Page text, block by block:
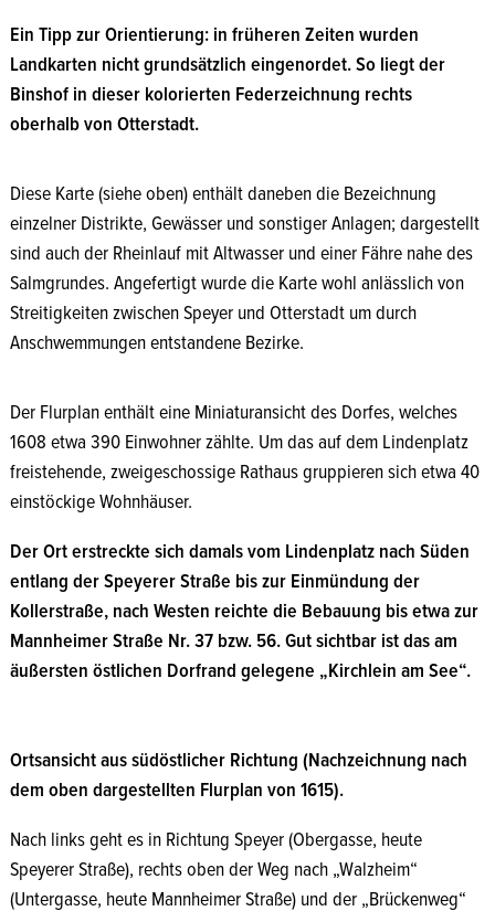
Ein Tipp zur Orientierung: in früheren Zeiten wurden
Landkarten nicht grundsätzlich eingenordet. So liegt der
Binshof in dieser kolorierten Federzeichnung rechts
oberhalb von Otterstadt.
Diese Karte (siehe oben) enthält daneben die Bezeichnung
einzelner Distrikte, Gewässer und sonstiger Anlagen; dargestellt
sind auch der Rheinlauf mit Altwasser und einer Fähre nahe des
Salmgrundes. Angefertigt wurde die Karte wohl anlässlich von
Streitigkeiten zwischen Speyer und Otterstadt um durch
Anschwemmungen entstandene Bezirke.
Der Flurplan enthält eine Miniaturansicht des Dorfes, welches
1608 etwa 390 Einwohner zählte. Um das auf dem Lindenplatz
freistehende, zweigeschossige Rathaus gruppieren sich etwa 40
einstöckige Wohnhäuser.
Der Ort erstreckte sich damals vom Lindenplatz nach Süden
entlang der Speyerer Straße bis zur Einmündung der
Kollerstraße, nach Westen reichte die Bebauung bis etwa zur
Mannheimer Straße Nr. 37 bzw. 56. Gut sichtbar ist das am
äußersten östlichen Dorfrand gelegene „Kirchlein am See“.
Ortsansicht aus südöstlicher Richtung (Nachzeichnung nach
dem oben dargestellten Flurplan von 1615).
Nach links geht es in Richtung Speyer (Obergasse, heute
Speyerer Straße), rechts oben der Weg nach „Walzheim“
(Untergasse, heute Mannheimer Straße) und der „Brückenweg“